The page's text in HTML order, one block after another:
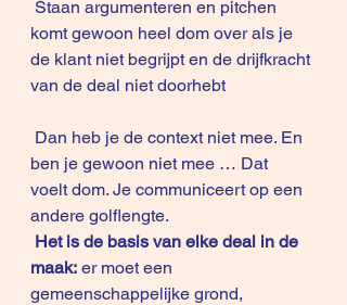
komt gewoon heel dom over als je
de klant niet begrijpt en de drijfkracht
van de deal niet doorhebt
ben je gewoon niet mee … Dat
voelt dom. Je communiceert op een
andere golflengte.
Het is de basis van elke deal in de
maak: er moet een
gemeenschappelijke grond,